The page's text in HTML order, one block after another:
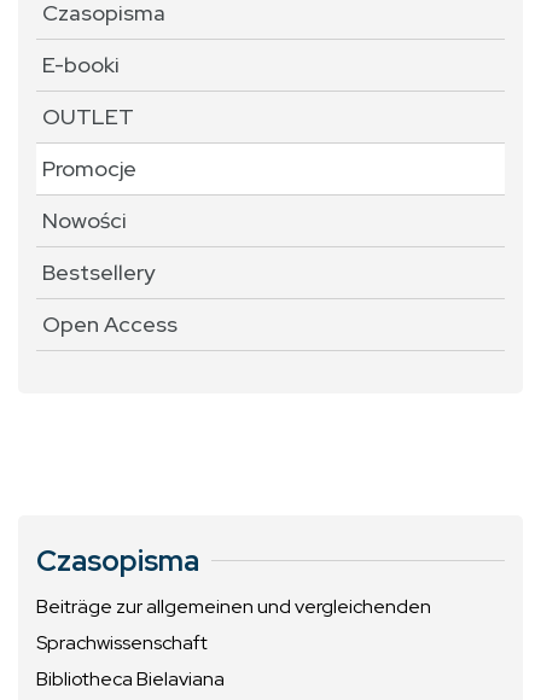
Czasopisma
E-booki
OUTLET
Promocje
Nowości
Bestsellery
Open Access
Czasopisma
Beiträge zur allgemeinen und vergleichenden
Sprachwissenschaft
Bibliotheca Bielaviana